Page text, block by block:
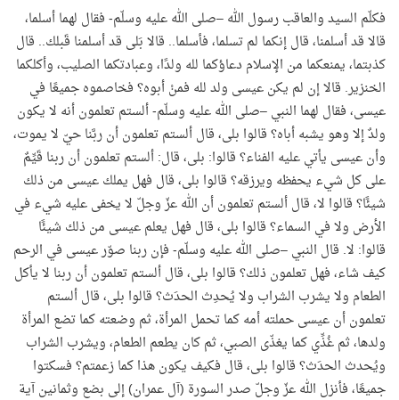
فكلّم السيد والعاقب رسول الله –صلى الله عليه وسلّم- فقال لهما أسلما،
قالا قد أسلمنا، قال إنكما لم تسلما، فأسلما.. قالا بَلى قد أسلمنا قَبلك.. قال
كذبتما، يمنعكما من الإسلام دعاؤكما لله ولدًا، وعبادتكما الصليب، وأكلكما
الخنزير. قالا إن لم يكن عيسى ولد لله فمنْ أبوه؟ فخاصموه جميعًا في
عيسى، فقال لهما النبي –صلى الله عليه وسلّم- ألستم تعلمون أنه لا يكون
ولدٌ إلا وهو يشبه أباه؟ قالوا بلى، قال ألستم تعلمون أن ربَّنا حيّ لا يموت،
وأن عيسى يأتي عليه الفناء؟ قالوا: بلى، قال: ألستم تعلمون أن ربنا قَيِّمٌ
على كل شيء يحفظه ويرزقه؟ قالوا بلى، قال فهل يملك عيسى من ذلك
شيئًا؟ قالوا لا، قال ألستم تعلمون أن الله عزّ وجلّ لا يخفى عليه شيء في
الأرض ولا في السماء؟ قالوا بلى، قال فهل يعلم عيسى من ذلك شيئًا
قالوا: لا. قال النبي –صلى الله عليه وسلّم- فإن ربنا صوّر عيسى في الرحم
كيف شاء، فهل تعلمون ذلك؟ قالوا بلى، قال ألستم تعلمون أن ربنا لا يأكل
الطعام ولا يشرب الشراب ولا يُحدِث الحدَث؟ قالوا بلى، قال ألستم
تعلمون أن عيسى حملته أمه كما تحمل المرأة، ثم وضعته كما تضع المرأة
ولدها، ثم غُذِّي كما يغذّى الصبي، ثم كان يطعم الطعام، ويشرب الشراب
ويُحدث الحدَث؟ قالوا بلى، قال فكيف يكون هذا كما زعمتم؟ فسكتوا
جميعًا، فأنزل الله عزّ وجلّ صدر السورة (آل عمران) إلى بضع وثمانين آية